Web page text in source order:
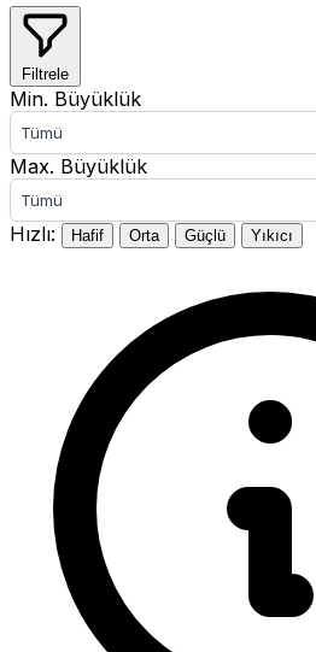
Filtrele
Min. Büyüklük
Tümü
Max. Büyüklük
Tümü
Hızlı: Hafif Orta Güçlü Yıkıcı